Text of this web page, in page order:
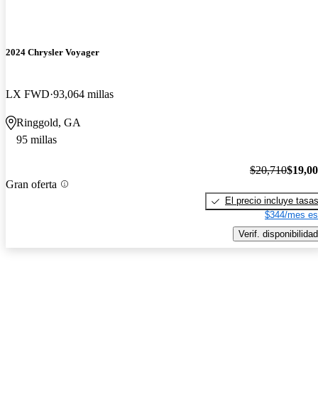
2024 Chrysler Voyager
LX FWD 93,064 millas
Ringgold, GA
95 millas
Gran oferta
$20,710
El precio incluye tasas
$344/mes
Verif. disponibilidad